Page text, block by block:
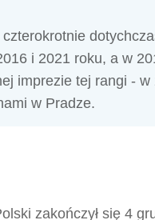
i 2021 roku, a w
imprezie tej rangi -
w Pradze.
zakończył się 4